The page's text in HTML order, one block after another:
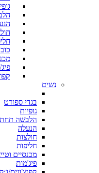
נשים
בגדי ספורט
גופיות
הלבשה
הנעלה
חולצות
חליפות
מכנסיים
פיג'מות